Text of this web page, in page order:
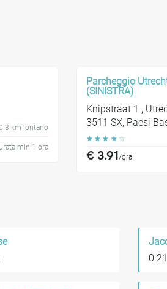
km lontano
min 1 ora
Parcheggio
(SINISTRA)
Knipstraat 1 ,
3511 SX, Paesi
☆ ☆ ☆ ☆ ☆
€ 3.91/ora